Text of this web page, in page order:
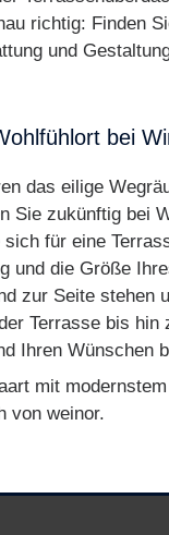
richtig: Finden
und
bei
das eilige
Sie zukünftig bei
für eine
und die Größe
zur Seite
Terrasse bis
Ihren Wünschen
mit
von weinor.